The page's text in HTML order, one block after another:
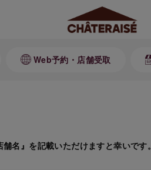
Web予約・店舗受取
名』を記載いただけますと幸いです。